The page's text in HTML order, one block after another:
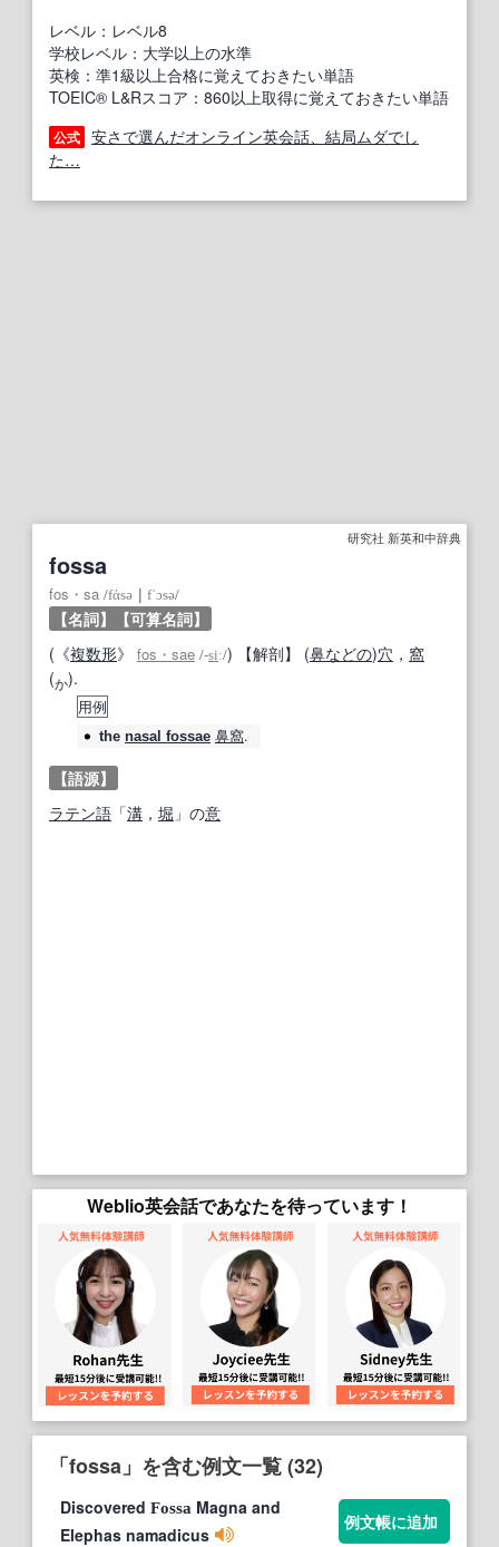
レベル：レベル8
学校レベル：大学以上の水準
英検：準1級以上合格に覚えておきたい単語
TOEIC® L&Rスコア：860以上取得に覚えておきたい単語
公式 安さで選んだオンライン英会話、結局ムダでし
た…
研究社 新英和中辞典
fossa
fos・sa /fάsə fˈɔsə/
【名詞】
【可算名詞】
(《複数形》 fos・sae /‐siː/) 【解剖】 (鼻などの)穴 ， 窩
(か).
用例
the nasal fossae 鼻窩.
【語源】
ラテン語 「溝 ， 堀 」の意
Weblio英会話であなたを待っています！
「fossa」を含む例文一覧 (32)
Discovered Fossa Magna and
Elephas namadicus
例文帳に追加